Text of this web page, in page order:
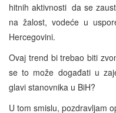
hitnih aktivnosti da se
na žalost, vodeće u
Hercegovini.
Ovaj trend bi trebao biti
se to može događati u
glavi stanovnika u BiH?
U tom smislu, pozdravljam